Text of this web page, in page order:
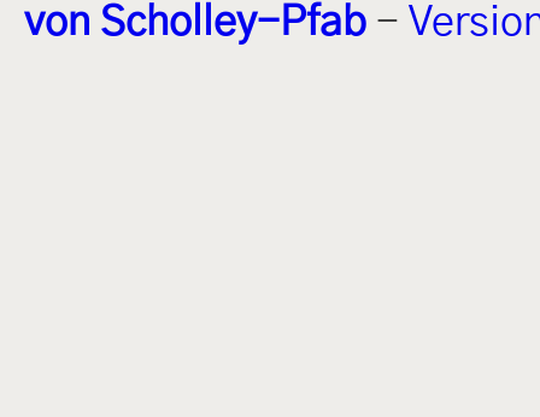
von Scholley-Pfab -